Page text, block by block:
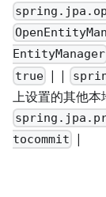
EntityManager
true | |
上设置的其他本
tocommit
|